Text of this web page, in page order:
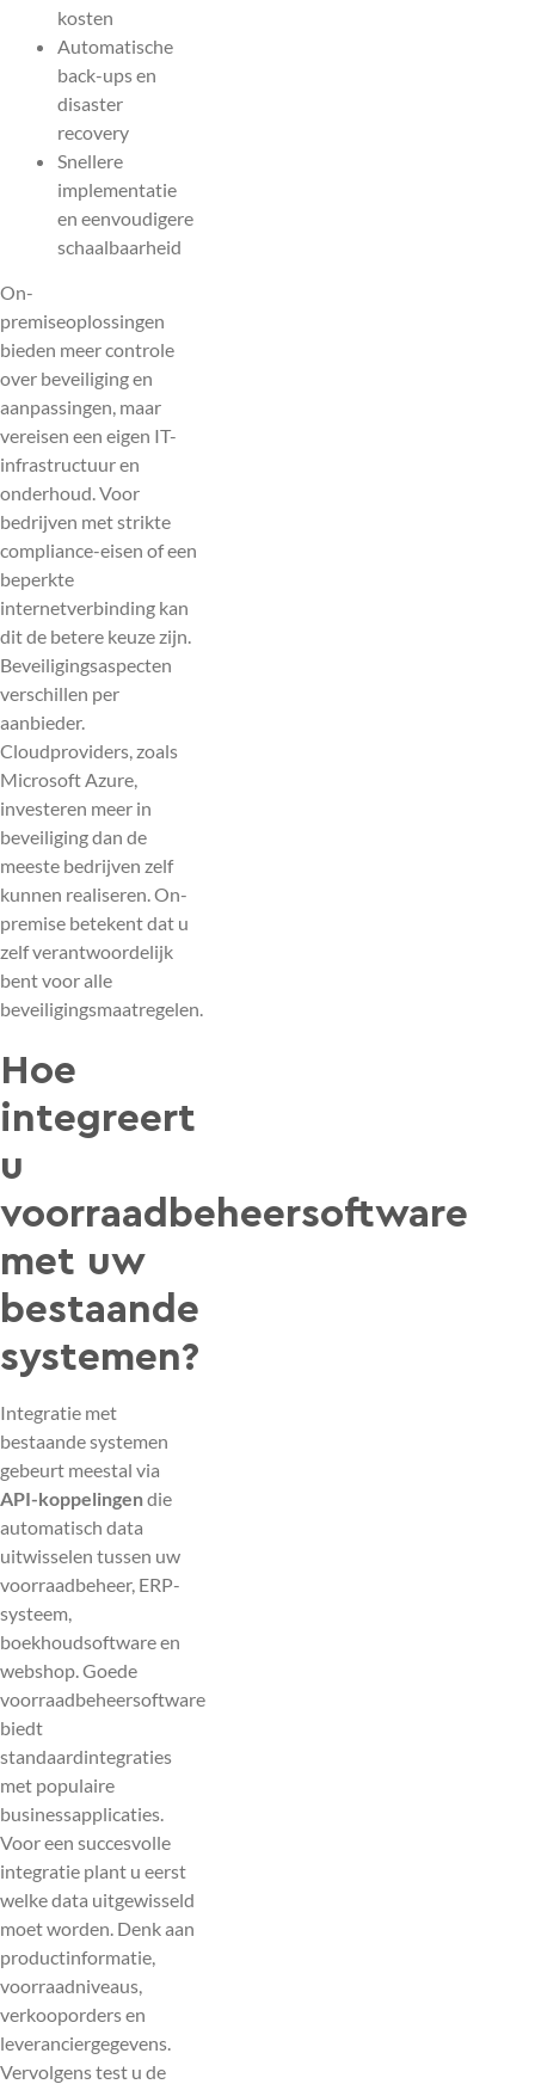
kosten
Automatische
back-ups en
disaster
recovery
Snellere
implementatie
en eenvoudigere
schaalbaarheid
On-
premiseoplossingen
bieden meer controle
over beveiliging en
aanpassingen, maar
vereisen een eigen IT-
infrastructuur en
onderhoud. Voor
bedrijven met strikte
compliance-eisen of een
beperkte
internetverbinding kan
dit de betere keuze zijn.
Beveiligingsaspecten
verschillen per
aanbieder.
Cloudproviders, zoals
Microsoft Azure,
investeren meer in
beveiliging dan de
meeste bedrijven zelf
kunnen realiseren. On-
premise betekent dat u
zelf verantwoordelijk
bent voor alle
beveiligingsmaatregelen.
Hoe
integreert
u
voorraadbeheersoftware
met uw
bestaande
systemen?
Integratie met
bestaande systemen
gebeurt meestal via
API-koppelingendie
automatisch data
uitwisselen tussen uw
voorraadbeheer, ERP-
systeem,
boekhoudsoftware en
webshop. Goede
voorraadbeheersoftware
biedt
standaardintegraties
met populaire
businessapplicaties.
Voor een succesvolle
integratie plant u eerst
welke data uitgewisseld
moet worden. Denk aan
productinformatie,
voorraadniveaus,
verkooporders en
leveranciergegevens.
Vervolgens test u de